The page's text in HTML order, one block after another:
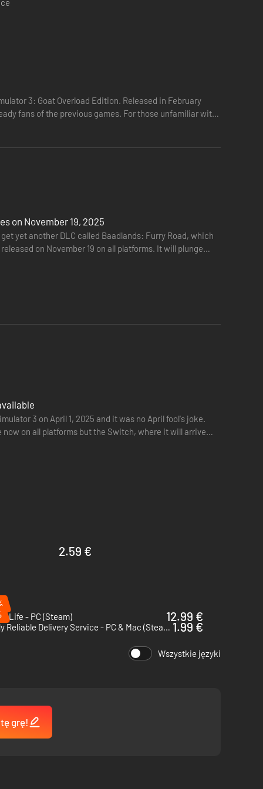
cudownych i pokręconych rzeczy. Użytkownicy
w tym Obowiązkowej Świątecznej Aktualizacji,
nas to obchodzi!
przedmiotami, easter eggami, kłamstwami,
3: Goat Overload Edition. Released in February
fans of the previous games. For those unfamiliar with
on November 19, 2025
yet another DLC called Baadlands: Furry Road, which
on November 19 on all platforms. It will plunge
3 on April 1, 2025 and it was no April fool's joke.
on all platforms but the Switch, where it will arrive
2.59 €
Life - PC (Steam)
12.99 €
Totally Reliable Delivery Service - PC & Mac (Steam) 1.99 €
Wszystkie języki
grę!